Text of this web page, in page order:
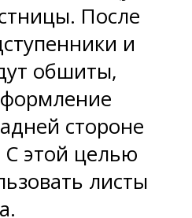
После
и
обшиты,
стороне
этой целью
листы